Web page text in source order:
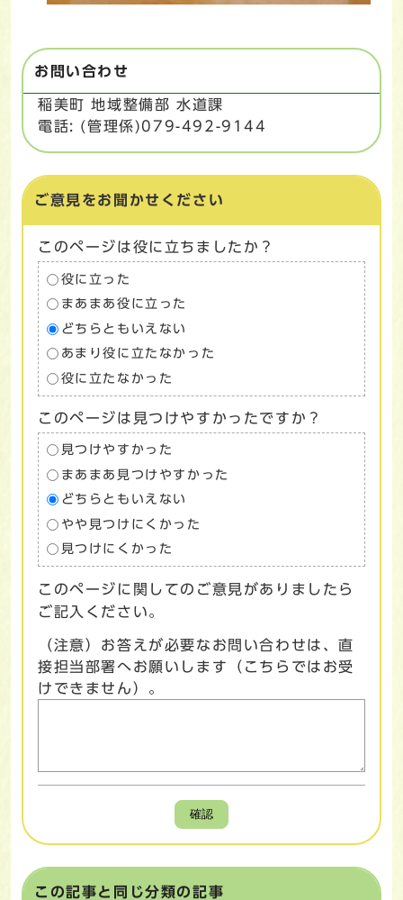
お問い合わせ
稲美町 地域整備部 水道課
電話: (管理係)079-492-9144
ご意見をお聞かせください
このページは役に立ちましたか？
役に立った
まあまあ役に立った
どちらともいえない
あまり役に立たなかった
役に立たなかった
このページは見つけやすかったですか？
見つけやすかった
まあまあ見つけやすかった
どちらともいえない
やや見つけにくかった
見つけにくかった
このページに関してのご意見がありましたら
ご記入ください。
（注意）お答えが必要なお問い合わせは、直
接担当部署へお願いします（こちらではお受
けできません）。
確認
この記事と同じ分類の記事